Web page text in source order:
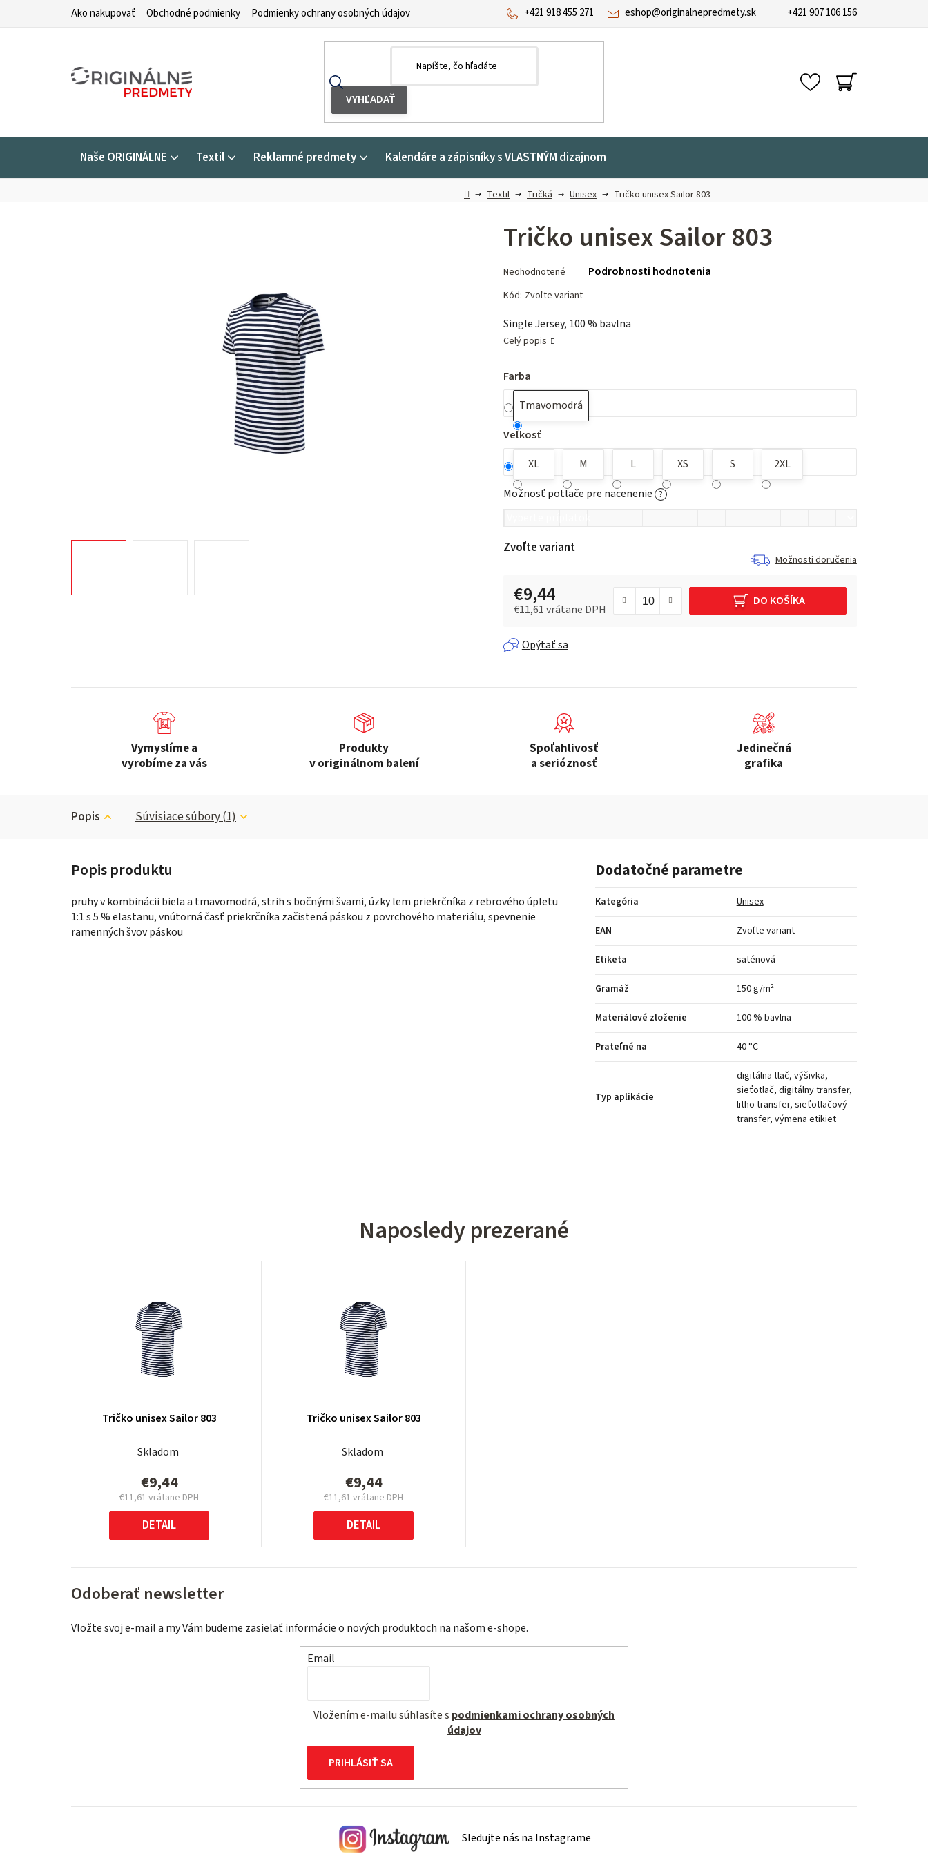
Ako nakupovať Obchodné podmienky Podmienky ochrany osobných údajov eshop@originalnepredmety.sk
+421 918 455 271 +421 907 106 156
NÁKUPNÝ
KOŠÍK
Naše ORIGINÁLNE Textil Reklamné predmety Kalendáre a zápisníky s VLASTNÝM dizajnom
DomovTextil Tričká Unisex Tričko unisex Sailor 803
Tričko unisex Sailor 803
hodnotenie
produktu
0,0
z 5
Neohodnotené Podrobnosti hodnotenia
Kód: Zvoľte variant
Single Jersey, 100 % bavlna
Celý popis
Farba
Tmavomodrá
Veľkosť
XL
M L XS S
2XL
Možnosť potlače pre nacenenie ?
Zvoľte variant
Možnosti doručenia
€9,44
€11,61vrátane DPH
DO KOŠÍKA
Opýtať sa
Vymyslíme a
vyrobíme za vás
Produkty
v originálnom balení
Spoľahlivosť
a serióznosť
Jedinečná
grafika
Popis Súvisiace súbory (1)
pruhy v kombinácii biela a tmavomodrá, strih s bočnými švami, úzky lem priekrčníka z rebrového úpletu
1:1 s 5 % elastanu, vnútorná časť priekrčníka začistená páskou z povrchového materiálu, spevnenie
ramenných švov páskou
Dodatočné parametre
Kategória Unisex
EAN Zvoľte variant
Etiketa saténová
Gramáž 150 g/m²
Materiálové zloženie 100 % bavlna
Prateľné na 40 °C
Typ aplikácie
digitálna tlač, výšivka,
sieťotlač, digitálny transfer,
litho transfer, sieťotlačový
transfer, výmena etikiet
Naposledy prezerané
Tričko unisex Sailor 803
Skladom
€9,44
€11,61 vrátane DPH
Jednotková
cena:
DETAIL
Tričko unisex Sailor 803
Skladom
€9,44
€11,61 vrátane DPH
Jednotková
cena:
DETAIL
Odoberať newsletter
Vložte svoj e-mail a my Vám budeme zasielať informácie o nových produktoch na našom e-shope.
Email
Vložením e-mailu súhlasíte s podmienkami ochrany osobných
údajov
PRIHLÁSIŤ SA
Sledujte nás na Instagrame